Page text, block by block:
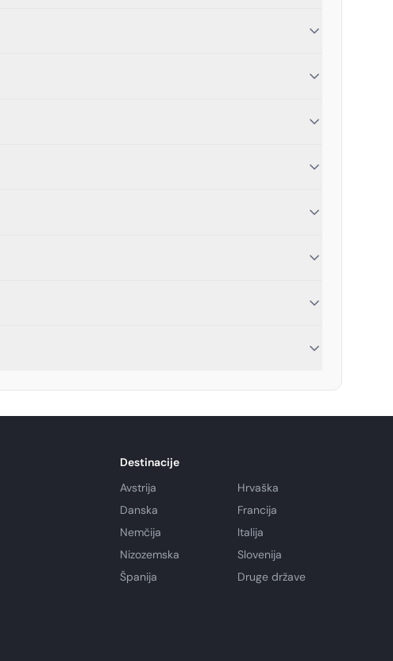
Destinacije
Avstrija
Hrvaška
Danska
Francija
Nemčija
Italija
Nizozemska
Slovenija
Španija
Druge države